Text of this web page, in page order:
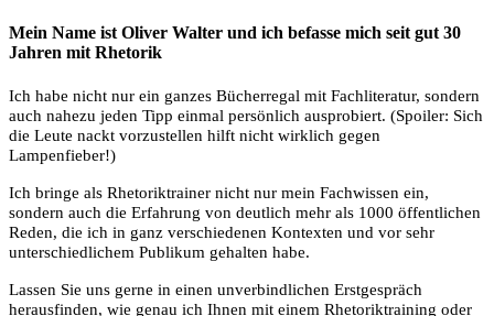
Mein Name ist Oliver Walter und ich befasse mich seit gut 30
Jahren mit Rhetorik
Ich habe nicht nur ein ganzes Bücherregal mit Fachliteratur, sondern
auch nahezu jeden Tipp einmal persönlich ausprobiert. (Spoiler: Sich
die Leute nackt vorzustellen hilft nicht wirklich gegen
Lampenfieber!)
Ich bringe als Rhetoriktrainer nicht nur mein Fachwissen ein,
sondern auch die Erfahrung von deutlich mehr als 1000 öffentlichen
Reden, die ich in ganz verschiedenen Kontexten und vor sehr
unterschiedlichem Publikum gehalten habe.
Lassen Sie uns gerne in einen unverbindlichen Erstgespräch
herausfinden, wie genau ich Ihnen mit einem Rhetoriktraining oder